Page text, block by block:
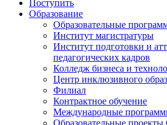
Поступить
Образование
Образовательные
Институт магистратуры
Институт подготовки и
педагогических кадров
Колледж бизнеса и
Центр инклюзивного
Филиал
Контрактное обучение
Международные
Образовательные